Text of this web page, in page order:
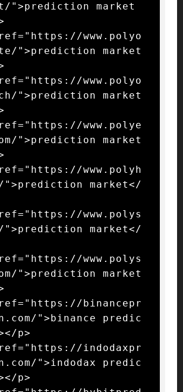
">prediction market
www.polyo
">prediction market
www.polyo
">prediction market
www.polye
">prediction market
www.polyh
">prediction market</
www.polys
">prediction market</
www.polys
">prediction market
binancepr
">binance predic
p>
indodaxpr
">indodax predic
p>